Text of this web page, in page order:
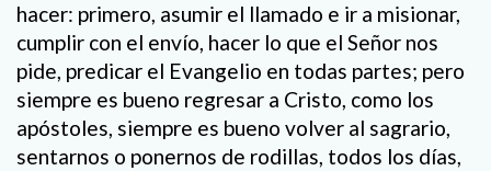
hacer: primero, asumir el llamado e ir a misionar,
cumplir con el envío, hacer lo que el Señor nos
pide, predicar el Evangelio en todas partes; pero
siempre es bueno regresar a Cristo, como los
apóstoles, siempre es bueno volver al sagrario,
sentarnos o ponernos de rodillas, todos los días,